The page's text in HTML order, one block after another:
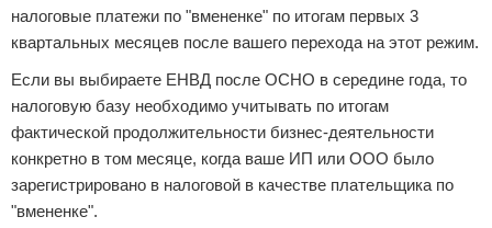
налоговые платежи по "вмененке" по итогам первых 3
квартальных месяцев после вашего перехода на этот режим.
Если вы выбираете ЕНВД после ОСНО в середине года, то
налоговую базу необходимо учитывать по итогам
фактической продолжительности бизнес-деятельности
конкретно в том месяце, когда ваше ИП или ООО было
зарегистрировано в налоговой в качестве плательщика по
"вмененке".